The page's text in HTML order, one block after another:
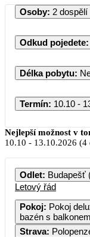
Osoby: 2 dospělí
Odkud pojedete:
Délka pobytu:
Termín: 10.10 -
PO
5
22
Nejlepší možnost v
10.10 - 13.10.2026 (4
Odlet: Budapešť
Letový řád
Pokoj: Pokoj
bazén s balkonem
Strava: